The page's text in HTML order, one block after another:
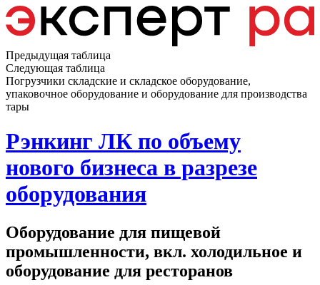
Предыдущая таблица
Следующая таблица
Погрузчики складские и складское оборудование,
упаковочное оборудование и оборудование для производства
тары
Рэнкинг ЛК по объему
нового бизнеса в разрезе
оборудования
Оборудование для пищевой
промышленности, вкл. холодильное и
оборудование для ресторанов